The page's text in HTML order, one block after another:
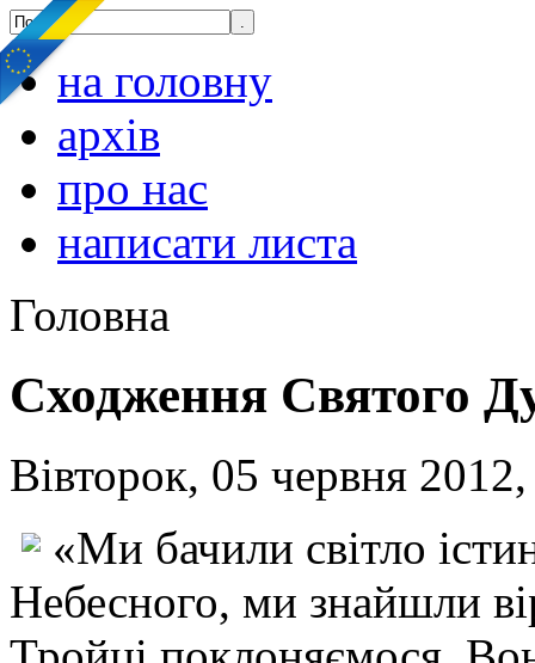
на головну
архів
про нас
написати листа
Головна
Cходження Святого
Вівторок, 05 червня
«Ми бачили світло
Небесного, ми знайшли